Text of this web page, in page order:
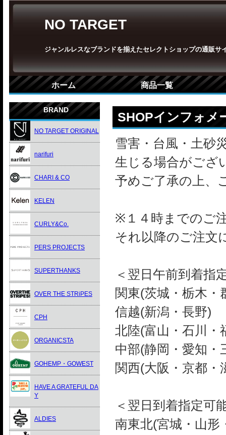
NO TARGET
ジャンルレスなブランドを揃えたセレクトショップの通販サ
ホーム 商品一覧
SHOPインフォメ
雪害・台風・土砂
生じる場合がござ
予めご了承の上、
※１４時までのご
それ以降のご注文
＜翌日午前到着指
関東(茨城・栃木・
信越(新潟・長野)
北陸(富山・石川・
中部(静岡・愛知・
関西(大阪・京都・
＜翌日到着指定可
南東北(宮城・山形
BRAND
NO TARGET ORIGINAL
narifuri
CHARI & CO
KELEN
CURLY&Co.
PERS PROJECTS
SUPERTHANKS
OVER THE STRiPES
CPH
ORGANICSTA
GOHEMP・GOWEST
HAVE A GRATEFUL DA
Y
ALDIES